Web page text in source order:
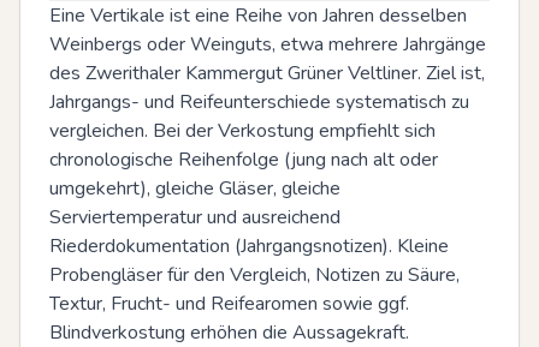
Eine Vertikale ist eine Reihe von Jahren desselben
Weinbergs oder Weinguts, etwa mehrere Jahrgänge
des Zwerithaler Kammergut Grüner Veltliner. Ziel ist,
Jahrgangs- und Reifeunterschiede systematisch zu
vergleichen. Bei der Verkostung empfiehlt sich
chronologische Reihenfolge (jung nach alt oder
umgekehrt), gleiche Gläser, gleiche
Serviertemperatur und ausreichend
Riederdokumentation (Jahrgangsnotizen). Kleine
Probengläser für den Vergleich, Notizen zu Säure,
Textur, Frucht- und Reifearomen sowie ggf.
Blindverkostung erhöhen die Aussagekraft.